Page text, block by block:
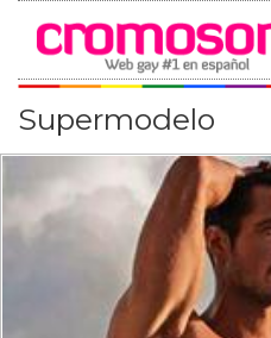
Supermodelo